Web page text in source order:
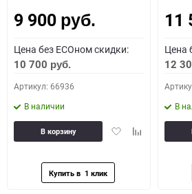
9 900 руб.
Цена без ECOном скидки:
10 700 руб.
Артикул: 66936
В наличии
ДобавитьДобавить
В корзину
11
Цена
12
В